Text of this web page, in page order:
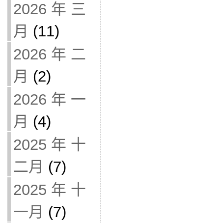
2026 年 三
月 (11)
2026 年 二
月 (2)
2026 年 一
月 (4)
2025 年 十
二月 (7)
2025 年 十
一月 (7)